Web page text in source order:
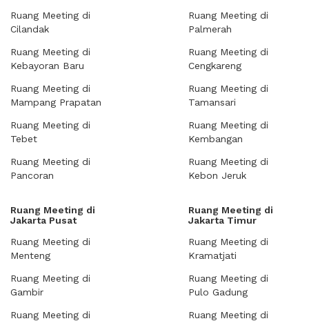
Ruang Meeting di
Cilandak
Ruang Meeting di
Kebayoran Baru
Ruang Meeting di
Mampang Prapatan
Ruang Meeting di
Tebet
Ruang Meeting di
Pancoran
Ruang Meeting di
Palmerah
Ruang Meeting di
Cengkareng
Ruang Meeting di
Tamansari
Ruang Meeting di
Kembangan
Ruang Meeting di
Kebon Jeruk
Ruang Meeting di
Jakarta Pusat
Ruang Meeting di
Menteng
Ruang Meeting di
Gambir
Ruang Meeting di
Ruang Meeting di
Jakarta Timur
Ruang Meeting di
Kramatjati
Ruang Meeting di
Pulo Gadung
Ruang Meeting di